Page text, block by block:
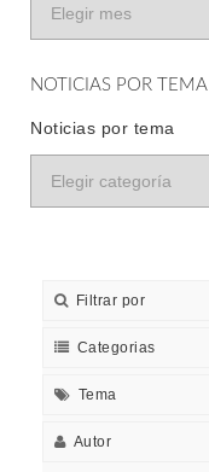
NOTICIAS POR TEMA
Noticias por tema
Filtrar por
Categorias
Tema
Autor